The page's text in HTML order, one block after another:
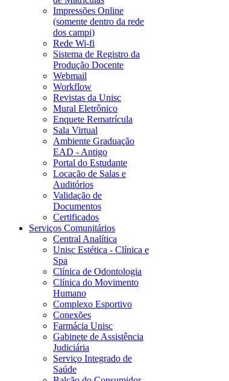
Impressões Online
(somente dentro da rede
dos campi)
Rede Wi-fi
Sistema de Registro da
Produção Docente
Webmail
Workflow
Revistas da Unisc
Mural Eletrônico
Enquete Rematrícula
Sala Virtual
Ambiente Graduação
EAD - Antigo
Portal do Estudante
Locação de Salas e
Auditórios
Validação de
Documentos
Certificados
Serviços Comunitários
Central Analítica
Unisc Estética - Clínica e
Spa
Clínica de Odontologia
Clínica do Movimento
Humano
Complexo Esportivo
Conexões
Farmácia Unisc
Gabinete de Assistência
Judiciária
Serviço Integrado de
Saúde